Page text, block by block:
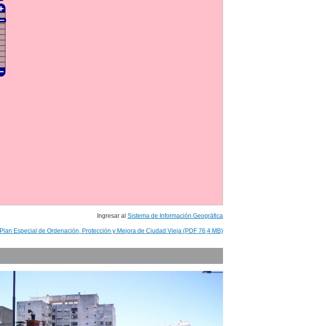
Ingresar al Sistema de Información Geográfica
Plan Especial de Ordenación, Protección y Mejora de Ciudad Vieja (PDF 76,4 MB)